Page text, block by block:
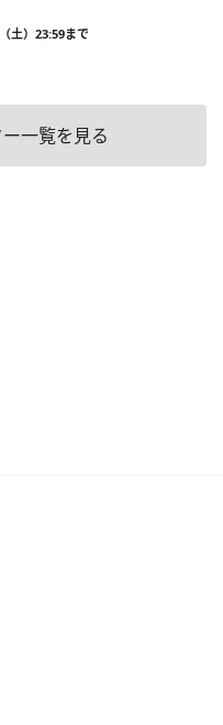
土）23:59まで
一覧を見る